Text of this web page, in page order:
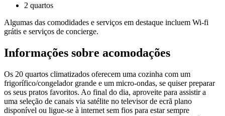
2 quartos
Algumas das comodidades e serviços em destaque incluem Wi-fi
grátis e serviços de concierge.
Informações sobre acomodações
Os 20 quartos climatizados oferecem uma cozinha com um
frigorífico/congelador grande e um micro-ondas, se quiser preparar
os seus pratos favoritos. Ao final do dia, aproveite para assistir a
uma seleção de canais via satélite no televisor de ecrã plano
disponível ou ligue-se à internet sem fios para estar sempre